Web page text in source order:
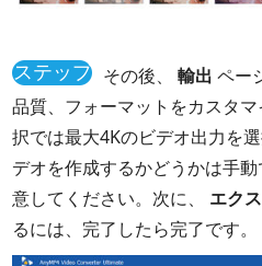
ステップ
4
その後、輸出 ペー
品質、フォーマットをカスタ
択では最大4Kのビデオ出力を
デオを作成するかどうかは手
意してください。次に、 エク
るには、完了したら完了です。